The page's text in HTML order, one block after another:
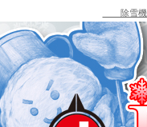
除雪機ネ